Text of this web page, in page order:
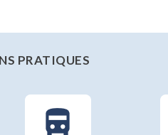
PRATIQUES